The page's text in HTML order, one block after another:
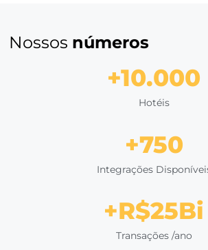
Clientes que
Eduardo
Diretor Comercial do